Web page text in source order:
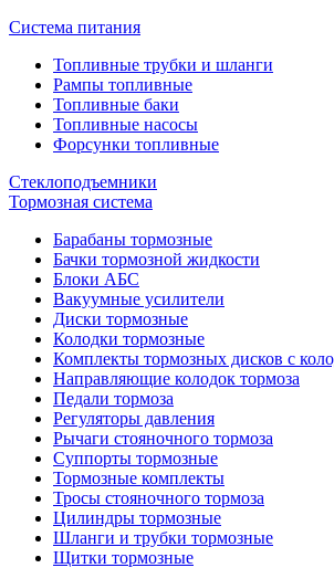
Система питания
Топливные трубки и шланги
Рампы топливные
Топливные баки
Топливные насосы
Форсунки топливные
Стеклоподъемники
Тормозная система
Барабаны тормозные
Бачки тормозной жидкости
Блоки АБС
Вакуумные усилители
Диски тормозные
Колодки тормозные
Комплекты тормозных дисков с
Направляющие колодок тормоза
Педали тормоза
Регуляторы давления
Рычаги стояночного тормоза
Суппорты тормозные
Тормозные комплекты
Тросы стояночного тормоза
Цилиндры тормозные
Шланги и трубки тормозные
Щитки тормозные